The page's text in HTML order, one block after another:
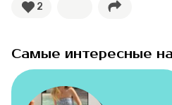
2
Самые интересные